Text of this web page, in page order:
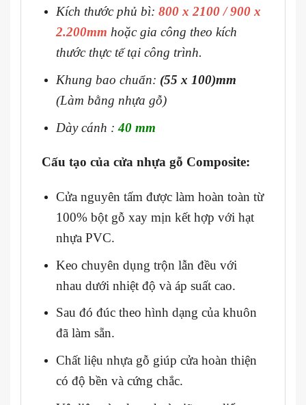
Kích thước phủ bì: 800 x 2100 / 900 x
2.200mm hoặc gia công theo kích
thước thực tế tại công trình.
Khung bao chuẩn: (55 x 100)mm
(Làm bằng nhựa gỗ)
Dày cánh :40 mm
Cấu tạo của cửa nhựa gỗ Composite:
Cửa nguyên tấm được làm hoàn toàn từ
100% bột gỗ xay mịn kết hợp với hạt
nhựa PVC.
Keo chuyên dụng trộn lẫn đều với
nhau dưới nhiệt độ và áp suất cao.
Sau đó đúc theo hình dạng của khuôn
đã làm sẵn.
Chất liệu nhựa gỗ giúp cửa hoàn thiện
có độ bền và cứng chắc.